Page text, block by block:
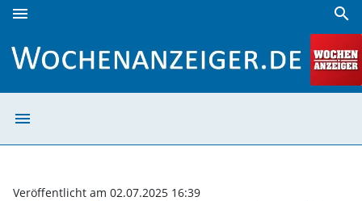
menu search
menu
Veröffentlicht am 02.07.2025 16:39